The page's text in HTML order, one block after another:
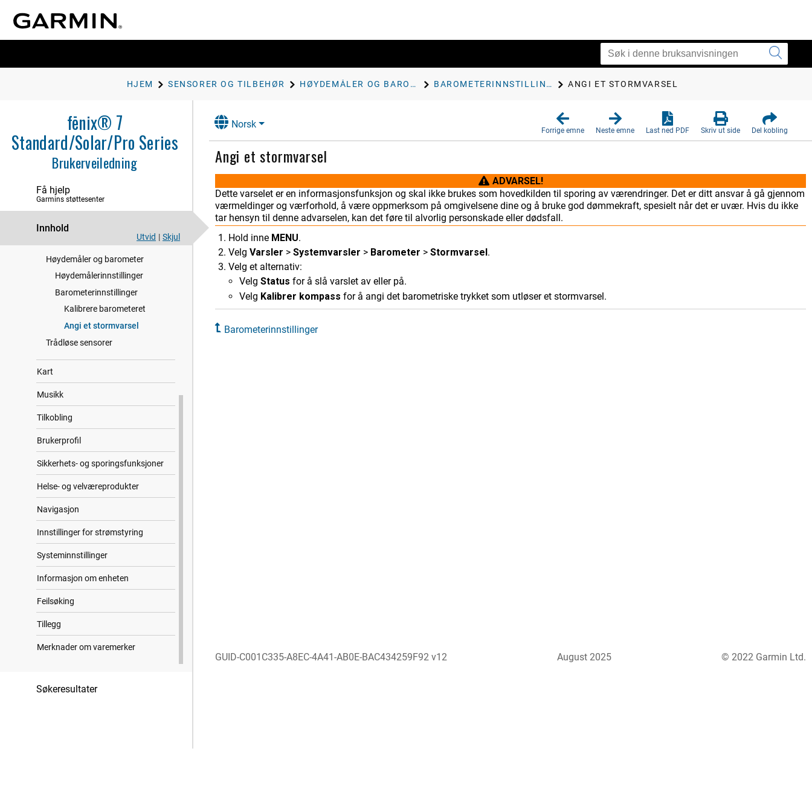
HJEM SENSORER OG TILBEHØR HØYDEMÅLER OG BAROMETER BAROMETERINNSTILLINGER ANGI ET STORMVARSEL
fēnix® 7
Standard/Solar/Pro Series
Brukerveiledning
Få hjelp
Garmins støttesenter
Innhold
Utvid | Skjul
Historikk
Utseende
Sensorer og tilbehør
Pulsoksymeter
Høydemåler og barometer
Høydemålerinnstillinger
Barometerinnstillinger
Kalibrere barometeret
Angi et stormvarsel
Trådløse sensorer
Kart
Musikk
Tilkobling
Bruker​profil
Sikkerhets- og sporingsfunksjoner
Helse- og velværeprodukter
Navigasjon
Innstillinger for strømstyring
Systeminnstillinger
Informasjon om enheten
Feilsøking
Tillegg
Merknader om varemerker
Søkeresultater
Norsk
Forrige emne Neste emne Last ned PDF Skriv ut side Del kobling
Angi et stormvarsel
ADVARSEL!
Dette varselet er en informasjonsfunksjon og skal ikke brukes som hovedkilden til sporing av værendringer. Det er ditt ansvar å gå gjennom
værmeldinger og værforhold, å være oppmerksom på omgivelsene dine og å bruke god dømmekraft, spesielt når det er uvær. Hvis du ikke
tar hensyn til denne advarselen, kan det føre til alvorlig personskade eller dødsfall.
Hold inne MENU.
Velg Varsler > Systemvarsler > Barometer > Stormvarsel.
Velg et alternativ:
Velg Status for å slå varslet av eller på.
Velg Kalibrer kompass for å angi det barometriske trykket som utløser et stormvarsel.
Barometerinnstillinger
GUID-C001C335-A8EC-4A41-AB0E-BAC434259F92 v12 August 2025 © 2022 Garmin Ltd.